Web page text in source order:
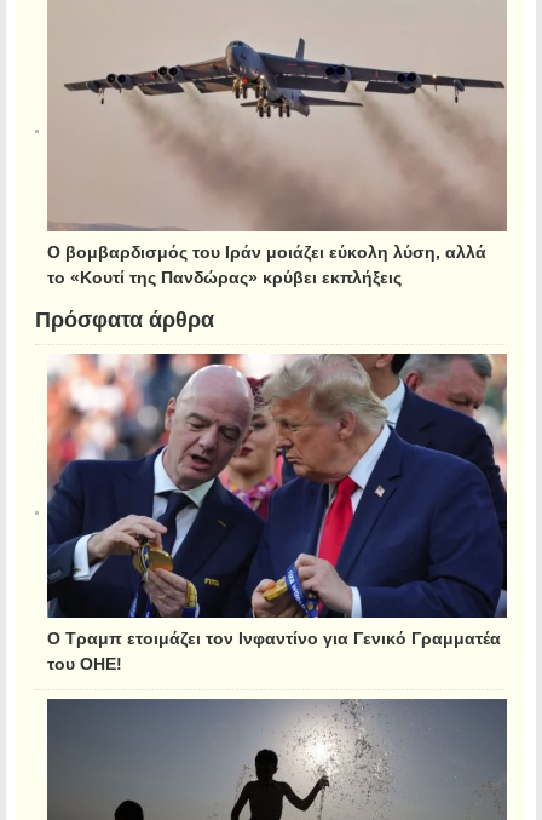
Ο βομβαρδισμός του Ιράν μοιάζει εύκολη λύση, αλλά
το «Κουτί της Πανδώρας» κρύβει εκπλήξεις
Πρόσφατα άρθρα
Ο Τραμπ ετοιμάζει τον Ινφαντίνο για Γενικό Γραμματέα
του ΟΗΕ!